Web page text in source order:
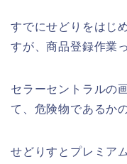
すでにせどりをはじ
すが、商品登録作業
セラーセントラルの
て、危険物であるか
せどりすとプレミア